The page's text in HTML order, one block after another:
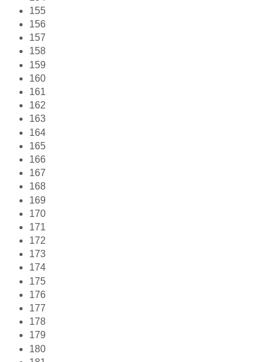
155
156
157
158
159
160
161
162
163
164
165
166
167
168
169
170
171
172
173
174
175
176
177
178
179
180